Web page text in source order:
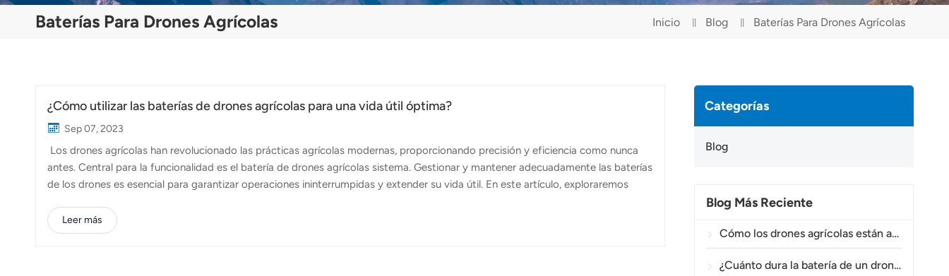
Türkçe
Baterías Para Drones Agrícolas Inicio Blog Baterías Para Drones Agrícolas
Categorías
Blog
Blog Más Reciente
Cómo los drones agrícolas están ayudando a los agricultores brasileños a mejorar las operaciones de fumigación de cultivos.
¿Cuánto dura la batería de un dron agrícola?
¿Cómo utilizar las baterías de drones agrícolas para una vida útil óptima?
Sep 07, 2023
Los drones agrícolas han revolucionado las prácticas agrícolas modernas, proporcionando precisión y eficiencia como nunca
antes. Central para la funcionalidad es el batería de drones agrícolas sistema. Gestionar y mantener adecuadamente las baterías
de los drones es esencial para garantizar operaciones ininterrumpidas y extender su vida útil. En este artículo, exploraremos
adecuada con Topxgun:El primer paso para garantizar una larga duración de la batería de su dron agrícola es elegir la batería
adecuada. Diferentes drones pueden tener diferentes requisitos de batería. Considere factores como el voltaje, la capacidad y
Leer más